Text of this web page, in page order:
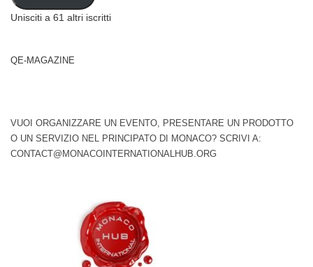
Unisciti a 61 altri iscritti
QE-MAGAZINE
VUOI ORGANIZZARE UN EVENTO, PRESENTARE UN PRODOTTO
O UN SERVIZIO NEL PRINCIPATO DI MONACO? SCRIVI A:
CONTACT@MONACOINTERNATIONALHUB.ORG